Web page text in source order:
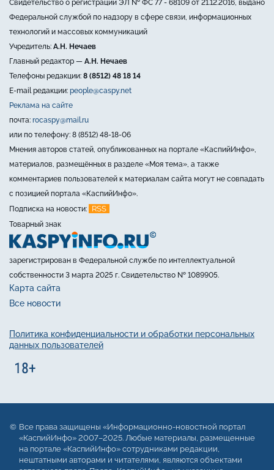
Свидетельство о регистрации ЭЛ № ФС 77 - 68109 от 21.12.2016, выдано
Федеральной службой по надзору в сфере связи, информационных
технологий и массовых коммуникаций
Учредитель: А.Н. Нечаев
Главный редактор — А.Н. Нечаев
Телефоны редакции: 8 (8512) 48 18 14
E-mail редакции: people@caspy.net
Реклама на сайте
почта: rocaspy@mail.ru
или по телефону: 8 (8512) 48-18-06
Мнения авторов статей, опубликованных на портале «КаспийИнфо»,
материалов, размещённых в разделе «Моя тема», а также
комментариев пользователей к материалам сайта могут не совпадать
с позицией портала «КаспийИнфо».
Подписка на новости:
RSS
Товарный знак
зарегистрирован в Федеральной службе по интеллектуальной
собственности 3 марта 2025 г. Свидетельство № 1089905.
Карта сайта
Все новости
Политика конфиденциальности и обработки персональных
данных пользователей
Все права защищены «Информационно-новостной портал
«КаспийИнфо» 2007–2025. Любые материалы, размещенные
на портале «КаспийИнфо» сотрудниками редакции,
нештатными авторами и читателями, являются объектами